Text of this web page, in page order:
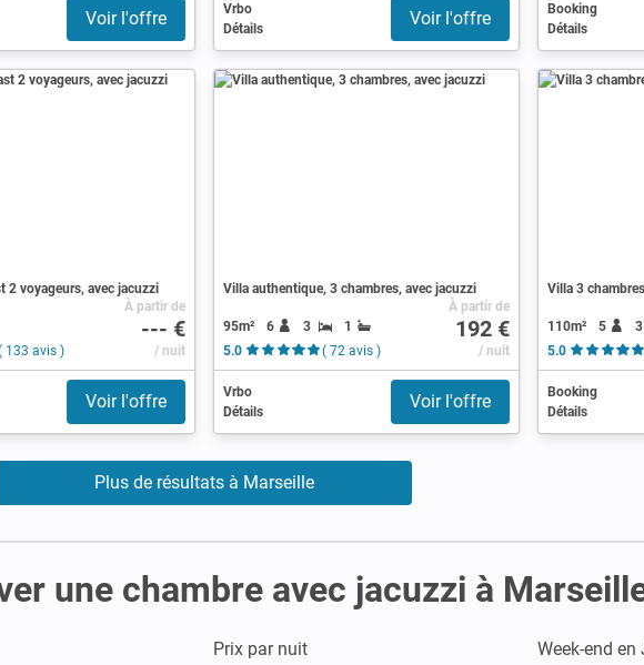
Voir l'offre
Vrbo
Détails
Voir l'offre
Booking
Détails
2 voyageurs, avec jacuzzi
133 avis )
À partir de
--- €
/ nuit
Voir l'offre
Villa authentique, 3 chambres, avec jacuzzi
95m² 6 3
1
5.0
( 72 avis )
À partir de
192 €
/ nuit
Vrbo
Détails
Voir l'offre
Villa 3
110m² 5 3
5.0
Booking
Détails
Plus de résultats à Marseille
une chambre avec jacuzzi à
Prix par nuit Week-end